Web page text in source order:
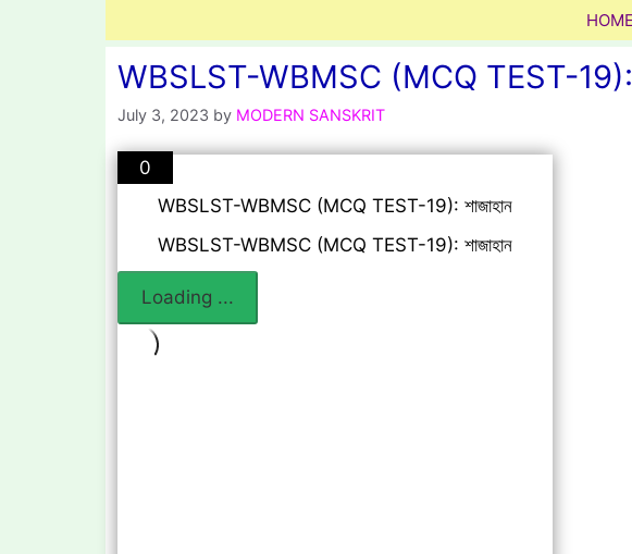
HOME
WBSLST-WBMSC (MCQ TEST-19):
July 3, 2023 by MODERN SANSKRIT
0
WBSLST-WBMSC (MCQ TEST-19): শাজাহান
WBSLST-WBMSC (MCQ TEST-19): শাজাহান